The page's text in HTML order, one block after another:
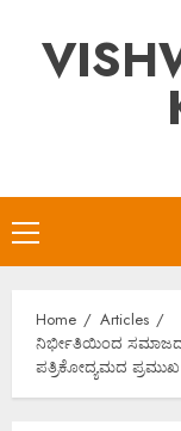
content
Primary
Menu
Home
Articles
ನಿರ್ಭೀತಿಯಿಂದ ಸಮಾಜದ
ಪತ್ರಿಕೋದ್ಯಮದ ಪ್ರಮುಖ